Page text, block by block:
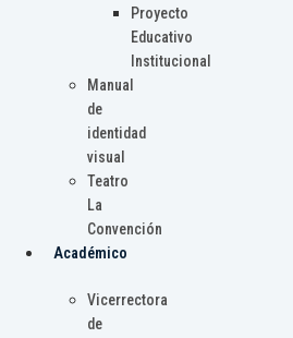
Proyecto
Educativo
Institucional
Manual
de
identidad
visual
Teatro
La
Convención
Académico
Vicerrectora
de